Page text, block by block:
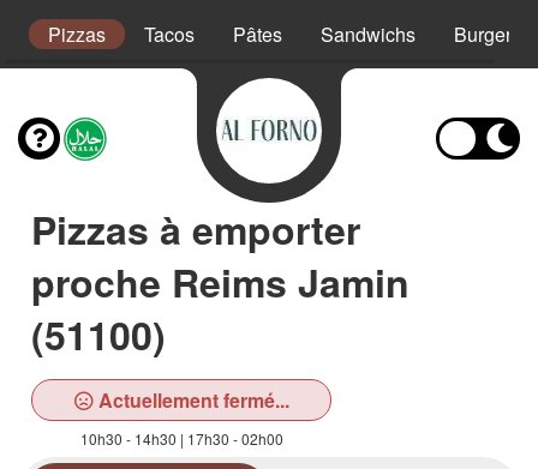
Pizzas Tacos Pâtes Sandwichs Burgers
Pizzas à emporter
proche Reims Jamin
(51100)
Actuellement fermé...
10h30 - 14h30 | 17h30 - 02h00